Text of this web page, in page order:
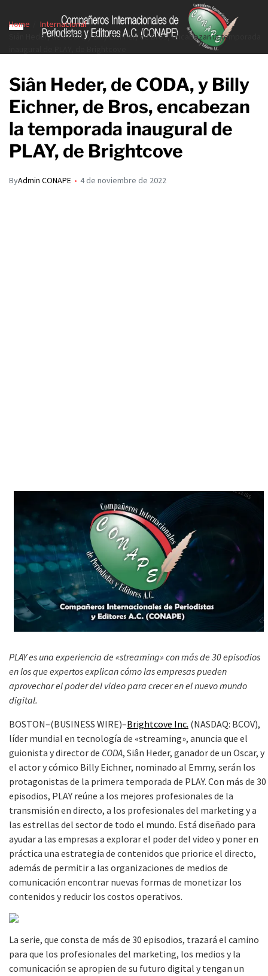
Home
Internacional
Siân Heder, de CODA, y Billy Eichner, de Bros, encabezan la temporada
Siân Heder, de CODA, y Billy
Eichner, de Bros, encabezan
la temporada inaugural de
PLAY, de Brightcove
ByAdmin CONAPE 4 de noviembre de 2022
PLAY es una experiencia de «streaming» con más de 30 episodios
en los que expertos explican cómo las empresas pueden
aprovechar el poder del video para crecer en el nuevo mundo
digital.
BOSTON–(BUSINESS WIRE)–Brightcove Inc. (NASDAQ: BCOV),
líder mundial en tecnología de «streaming», anuncia que el
guionista y director de CODA, Siân Heder, ganador de un Oscar, y
el actor y cómico Billy Eichner, nominado al Emmy, serán los
protagonistas de la primera temporada de PLAY. Con más de 30
episodios, PLAY reúne a los mejores profesionales de la
transmisión en directo, a los profesionales del marketing y a
las estrellas del sector de todo el mundo. Está diseñado para
ayudar a las empresas a explorar el poder del video y poner en
práctica una estrategia de contenidos que priorice el directo,
además de permitir a las organizaciones de medios de
comunicación encontrar nuevas formas de monetizar los
contenidos y reducir los costos operativos.
La serie, que consta de más de 30 episodios, trazará el camino
para que los profesionales del marketing, los medios y la
comunicación se apropien de su futuro digital y tengan un